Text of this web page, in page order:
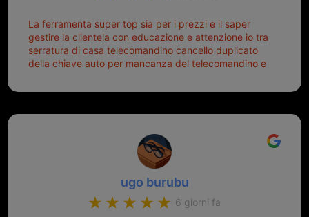
La ferramenta super top sia per i prezzi e il saper
gestire la clientela con educazione e attenzione io tra
serratura di casa telecomandino cancello duplicato
della chiave auto per mancanza del telecomandino e
meglio ferramenta de ostia e poi il prorietario il signor
ugo burubu
6 giorni fa